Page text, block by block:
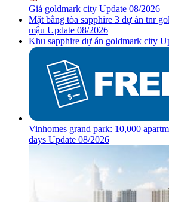
Giá goldmark city Update 08/2026
Mặt bằng tòa sapphire 3 dự án tnr
mậu Update 08/2026
Khu sapphire dự án goldmark city
Vinhomes grand park: 10,000
days Update 08/2026